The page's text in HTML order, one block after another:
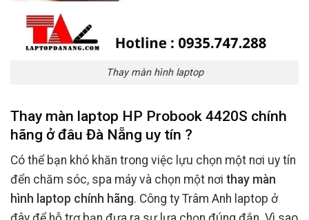
Thay màn hình laptop
Thay màn laptop HP Probook 4420S chính
hãng ở đâu Đà Nẵng uy tín ?
Có thể bạn khó khăn trong việc lựu chọn một nơi uy tín
đển chăm sóc, spa máy và chọn một nơi thay màn
hình laptop chính hãng. Công ty Trâm Anh laptop ở